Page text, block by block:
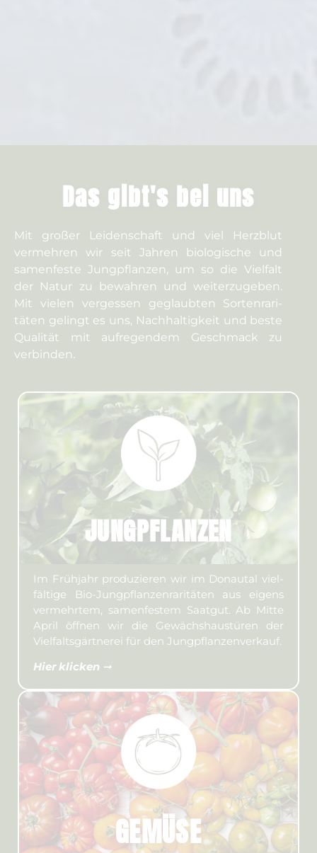
Das gibt's bei uns
Mit großer Leiden­schaft und viel Herzblut
vermehren wir seit Jahren bio­logische und
samen­feste Jung­pflanzen, um so die Vielfalt
der Natur zu bewahren und weiter­zu­geben.
Mit vielen ver­gessen ge­glaubten Sorten­­rari­­
täten ge­lingt es uns, Nach­­haltig­­keit und beste
Quali­­tät mit auf­regen­dem Ge­schmack zu
verbinden.
JUNG­PFLANZEN
Im Frühjahr produ­­zieren wir im Donau­tal viel­­
fältige Bio-Jung­­pflanzen­­rari­täten aus eigens
ver­mehr­tem, samen­festem Saat­gut. Ab Mitte
April öffnen wir die Gewächs­­haus­türen der
Viel­falts­­gärt­nerei für den Jung­pflanzen­ver­kauf.
Hier klicken ➞
GEMÜSE